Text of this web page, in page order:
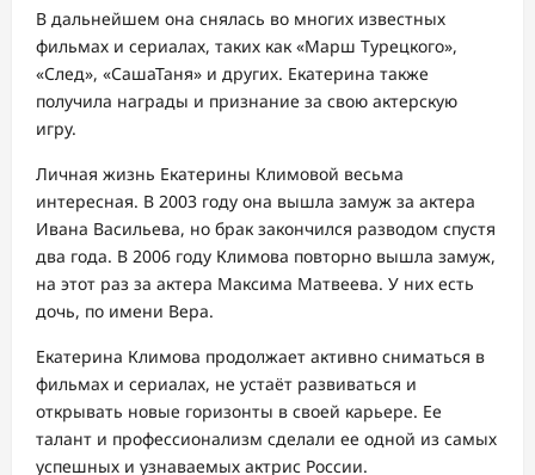
В дальнейшем она снялась во многих известных
фильмах и сериалах, таких как «Марш Турецкого»,
«След», «СашаТаня» и других. Екатерина также
получила награды и признание за свою актерскую
игру.
Личная жизнь Екатерины Климовой весьма
интересная. В 2003 году она вышла замуж за актера
Ивана Васильева, но брак закончился разводом спустя
два года. В 2006 году Климова повторно вышла замуж,
на этот раз за актера Максима Матвеева. У них есть
дочь, по имени Вера.
Екатерина Климова продолжает активно сниматься в
фильмах и сериалах, не устаёт развиваться и
открывать новые горизонты в своей карьере. Ее
талант и профессионализм сделали ее одной из самых
успешных и узнаваемых актрис России.